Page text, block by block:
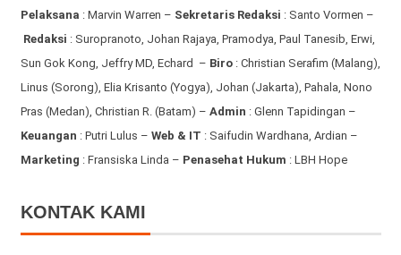
Pelaksana : Marvin Warren – Sekretaris Redaksi : Santo Vormen –
Redaksi : Suropranoto, Johan Rajaya, Pramodya, Paul Tanesib, Erwi,
Sun Gok Kong, Jeffry MD, Echard – Biro: Christian Serafim (Malang),
Linus (Sorong), Elia Krisanto (Yogya), Johan (Jakarta), Pahala, Nono
Pras (Medan), Christian R. (Batam) – Admin : Glenn Tapidingan –
Keuangan : Putri Lulus – Web & IT : Saifudin Wardhana, Ardian –
Marketing : Fransiska Linda – Penasehat Hukum : LBH Hope
KONTAK KAMI